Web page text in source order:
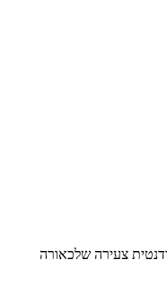
צעירה שלכאורה